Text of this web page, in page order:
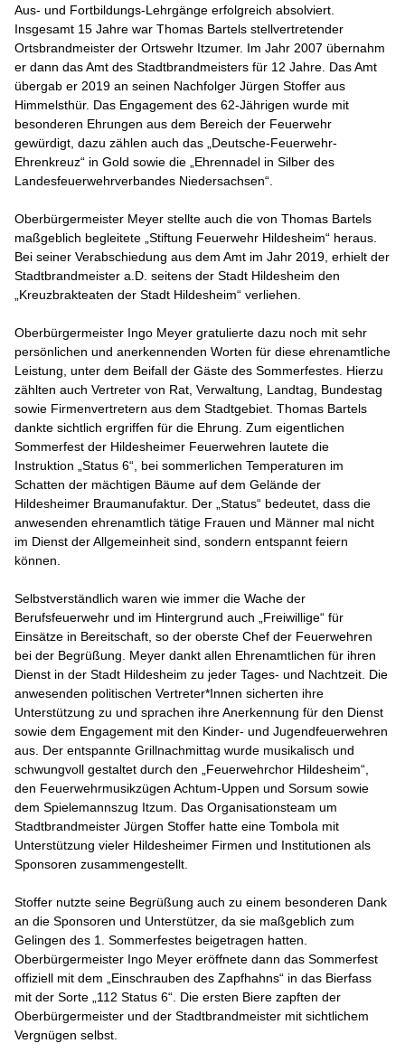
Aus- und Fortbildungs-Lehrgänge erfolgreich absolviert.
Insgesamt 15 Jahre war Thomas Bartels stellvertretender
Ortsbrandmeister der Ortswehr Itzumer. Im Jahr 2007 übernahm
er dann das Amt des Stadtbrandmeisters für 12 Jahre. Das Amt
übergab er 2019 an seinen Nachfolger Jürgen Stoffer aus
Himmelsthür. Das Engagement des 62-Jährigen wurde mit
besonderen Ehrungen aus dem Bereich der Feuerwehr
gewürdigt, dazu zählen auch das „Deutsche-Feuerwehr-
Ehrenkreuz“ in Gold sowie die „Ehrennadel in Silber des
Landesfeuerwehrverbandes Niedersachsen“.
Oberbürgermeister Meyer stellte auch die von Thomas Bartels
maßgeblich begleitete „Stiftung Feuerwehr Hildesheim“ heraus.
Bei seiner Verabschiedung aus dem Amt im Jahr 2019, erhielt der
Stadtbrandmeister a.D. seitens der Stadt Hildesheim den
„Kreuzbrakteaten der Stadt Hildesheim“ verliehen.
Oberbürgermeister Ingo Meyer gratulierte dazu noch mit sehr
persönlichen und anerkennenden Worten für diese ehrenamtliche
Leistung, unter dem Beifall der Gäste des Sommerfestes. Hierzu
zählten auch Vertreter von Rat, Verwaltung, Landtag, Bundestag
sowie Firmenvertretern aus dem Stadtgebiet. Thomas Bartels
dankte sichtlich ergriffen für die Ehrung. Zum eigentlichen
Sommerfest der Hildesheimer Feuerwehren lautete die
Instruktion „Status 6“, bei sommerlichen Temperaturen im
Schatten der mächtigen Bäume auf dem Gelände der
Hildesheimer Braumanufaktur. Der „Status“ bedeutet, dass die
anwesenden ehrenamtlich tätige Frauen und Männer mal nicht
im Dienst der Allgemeinheit sind, sondern entspannt feiern
können.
Selbstverständlich waren wie immer die Wache der
Berufsfeuerwehr und im Hintergrund auch „Freiwillige“ für
Einsätze in Bereitschaft, so der oberste Chef der Feuerwehren
bei der Begrüßung. Meyer dankt allen Ehrenamtlichen für ihren
Dienst in der Stadt Hildesheim zu jeder Tages- und Nachtzeit. Die
anwesenden politischen Vertreter*Innen sicherten ihre
Unterstützung zu und sprachen ihre Anerkennung für den Dienst
sowie dem Engagement mit den Kinder- und Jugendfeuerwehren
aus. Der entspannte Grillnachmittag wurde musikalisch und
schwungvoll gestaltet durch den „Feuerwehrchor Hildesheim“,
den Feuerwehrmusikzügen Achtum-Uppen und Sorsum sowie
dem Spielemannszug Itzum. Das Organisationsteam um
Stadtbrandmeister Jürgen Stoffer hatte eine Tombola mit
Unterstützung vieler Hildesheimer Firmen und Institutionen als
Sponsoren zusammengestellt.
Stoffer nutzte seine Begrüßung auch zu einem besonderen Dank
an die Sponsoren und Unterstützer, da sie maßgeblich zum
Gelingen des 1. Sommerfestes beigetragen hatten.
Oberbürgermeister Ingo Meyer eröffnete dann das Sommerfest
offiziell mit dem „Einschrauben des Zapfhahns“ in das Bierfass
mit der Sorte „112 Status 6“. Die ersten Biere zapften der
Oberbürgermeister und der Stadtbrandmeister mit sichtlichem
Vergnügen selbst.